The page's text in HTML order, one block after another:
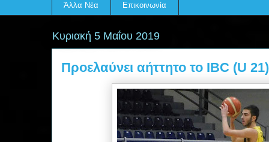
Άλλα Νέα Επικοινωνία
Κυριακή 5 Μαΐου 2019
Προελαύνει αήττητο το IBC (U